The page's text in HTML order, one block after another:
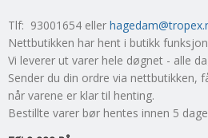
Tlf: 93001654 eller
Nettbutikken har hent i butikk
Vi leverer ut varer hele døgnet - alle
Sender du din ordre via nettbutikken,
når varene er klar til henting.
Bestillte varer bør hentes innen 5